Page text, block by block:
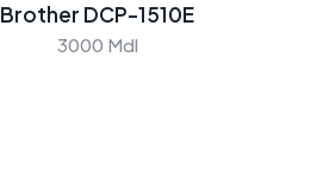
Brother DCP-1510E
3000 Mdl